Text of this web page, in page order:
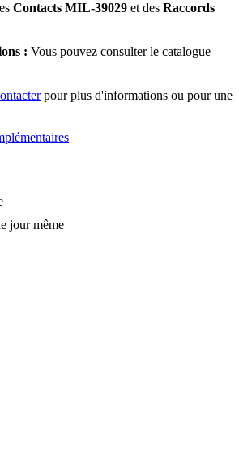
Contacts MIL-39029 et des Raccords
: Vous pouvez consulter le catalogue
pour plus d'informations ou pour une
jour même